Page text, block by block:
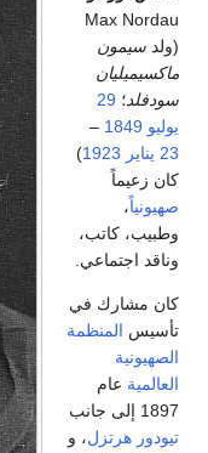
Max Nordau
(ولد سيمون
ماكسيميليان
سودفلد؛ 29
يوليو 1849
–
23 يناير
1923
)
كان زعيماً
صهيونياً،
وطبيب، كاتب،
وناقد اجتماعي.
كان مشارك في
تأسيس المنظمة
الصهيونية
العالمية عام
1897 إلى جانب
تيودور هرتزل، و